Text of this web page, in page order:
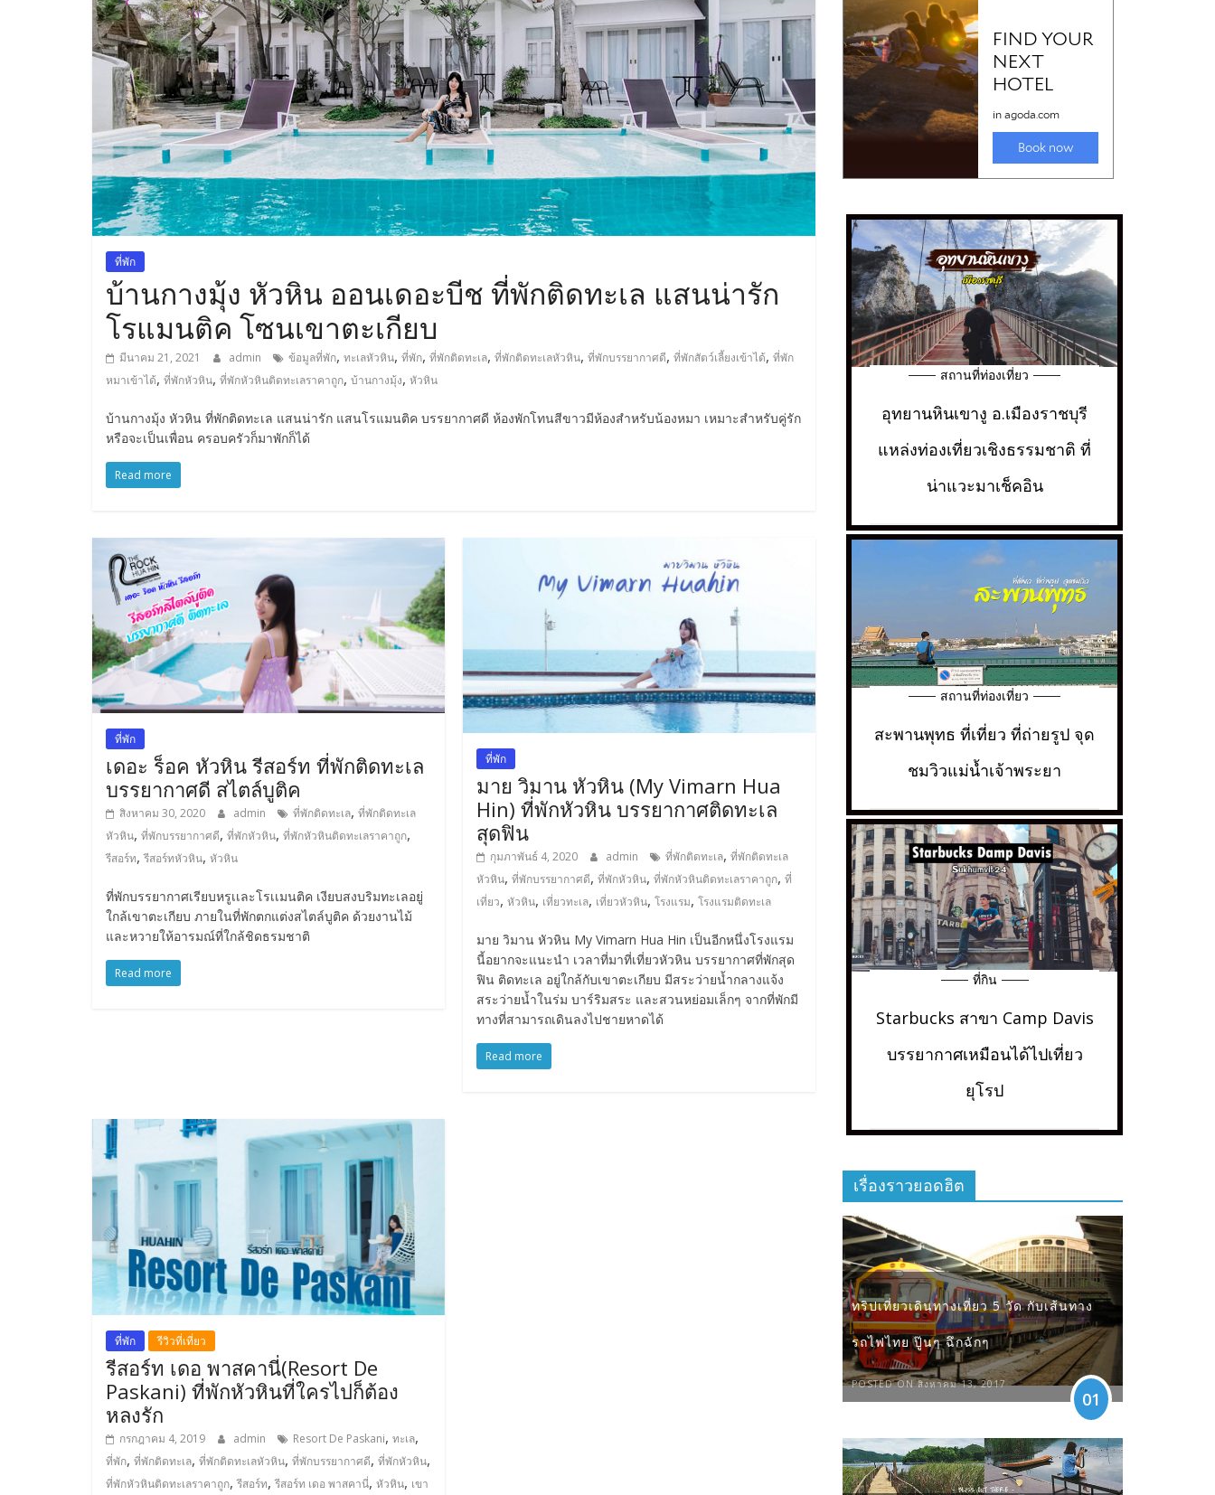
เที่ยว
ที่
กิน
ที่พัก
มากมาย
ที่พัก
บ้านกางมุ้ง หัวหิน ออนเดอะบีช ที่พักติดทะเล แสนน่ารัก
โรแมนติค โซนเขาตะเกียบ
มีนาคม 21, 2021 admin ข้อมูลที่พัก, ทะเลหัวหิน, ที่พัก, ที่พักติดทะเล, ที่พักติดทะเลหัวหิน, ที่พักบรรยากาศดี, ที่พักสัตว์เลี้ยงเข้าได้, ที่พัก
หมาเข้าได้, ที่พักหัวหิน, ที่พักหัวหินติดทะเลราคาถูก, บ้านกางมุ้ง, หัวหิน
บ้านกางมุ้ง หัวหิน ที่พักติดทะเล แสนน่ารัก แสนโรแมนติค บรรยากาศดี ห้องพักโทนสีขาวมีห้องสำหรับน้องหมา เหมาะสำหรับคู่รัก
หรือจะเป็นเพื่อน ครอบครัวก็มาพักก็ได้
Read more
ที่พัก
เดอะ ร็อค หัวหิน รีสอร์ท ที่พักติดทะเล
บรรยากาศดี สไตล์บูติค
สิงหาคม 30, 2020 admin ที่พักติดทะเล, ที่พักติดทะเล
หัวหิน, ที่พักบรรยากาศดี, ที่พักหัวหิน, ที่พักหัวหินติดทะเลราคาถูก,
รีสอร์ท,รีสอร์ทหัวหิน, หัวหิน
ที่พักบรรยากาศเรียบหรูเเละโรเเมนติค เงียบสงบริมทะเลอยู่
ใกล้เขาตะเกียบ ภายในที่พักตกแต่งสไตล์บูติค ด้วยงานไม้
และหวายให้อารมณ์ที่ใกล้ชิดธรมชาติ
Read more
ที่พัก
มาย วิมาน หัวหิน (My Vimarn Hua
Hin) ที่พักหัวหิน บรรยากาศติดทะเล
สุดฟิน
กุมภาพันธ์ 4, 2020 admin ที่พักติดทะเล,ที่พักติดทะเล
หัวหิน,ที่พักบรรยากาศดี,ที่พักหัวหิน,ที่พักหัวหินติดทะเลราคาถูก,ที่
เที่ยว,หัวหิน, เที่ยวทะเล, เที่ยวหัวหิน,โรงแรม,โรงแรมติดทะเล
มาย วิมาน หัวหิน My Vimarn Hua Hin เป็นอีกหนึ่งโรงแรม
นี้อยากจะแนะนำ เวลาที่มาที่เที่ยวหัวหิน บรรยากาศที่พักสุด
ฟิน ติดทะเล อยู่ใกล้กับเขาตะเกียบ มีสระว่ายน้ำกลางแจ้ง
สระว่ายน้ำในร่ม บาร์ริมสระ และสวนหย่อมเล็กๆ จากที่พักมี
ทางที่สามารถเดินลงไปชายหาดได้
Read more
ที่พัก รีวิวที่เที่ยว
รีสอร์ท เดอ พาสคานี่(Resort De
Paskani) ที่พักหัวหินที่ใครไปก็ต้อง
หลงรัก
กรกฎาคม 4, 2019 admin Resort De Paskani, ทะเล,
ที่พัก, ที่พักติดทะเล, ที่พักติดทะเลหัวหิน, ที่พักบรรยากาศดี, ที่พักหัวหิน,
ที่พักหัวหินติดทะเลราคาถูก,รีสอร์ท,รีสอร์ท เดอ พาสคานี่, หัวหิน, เขา
สถานที่ท่องเที่ยว
อุทยานหินเขางู อ.เมืองราชบุรี
แหล่งท่องเที่ยวเชิงธรรมชาติ ที่
น่าแวะมาเช็คอิน
สถานที่ท่องเที่ยว
สะพานพุทธ ที่เที่ยว ที่ถ่ายรูป จุด
ชมวิวแม่น้ำเจ้าพระยา
ที่กิน
Starbucks สาขา Camp Davis
บรรยากาศเหมือนได้ไปเที่ยว
ยุโรป
เรื่องราวยอดฮิต
ทริปเที่ยวเดินทางเที่ยว 5 วัด กับเส้นทาง
รถไฟไทย ปู๊นๆ ฉึกฉักๆ
POSTED ON สิงหาคม 13, 2017
01